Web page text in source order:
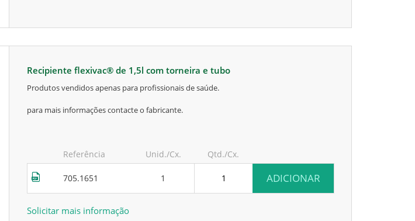
recipiente flexivac® de 1,5l com torneira e tubo
produtos vendidos apenas para profissionais de saúde.
para mais informações contacte o fabricante.
Referência Unid./Cx. Qtd./Cx.
705.1651 1 ADICIONAR
Solicitar mais informação